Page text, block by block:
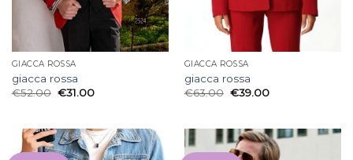
GIACCA ROSSA
giacca rossa
€52.00 €31.00
GIACCA ROSSA
giacca rossa
€63.00 €39.00